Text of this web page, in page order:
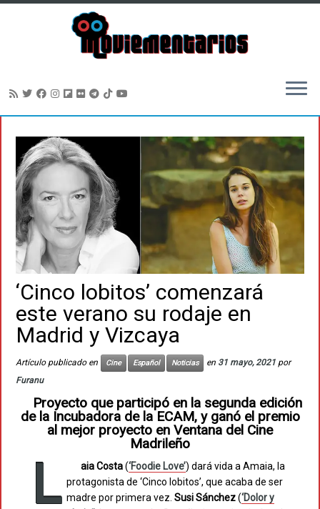
contenido
‘Cinco lobitos’ comenzará
este verano su rodaje en
Madrid y Vizcaya
Artículo publicado en Cine Español Noticias en 31 mayo, 2021 por
Furanu
Proyecto que participó en la segunda edición
de la Incubadora de la ECAM, y ganó el premio
al mejor proyecto en Ventana del Cine
Madrileño
L aia Costa(‘Foodie Love’) dará vida a Amaia, la
protagonista de ‘Cinco lobitos’, que acaba de ser
madre por primera vez. Susi Sánchez(‘Dolor y